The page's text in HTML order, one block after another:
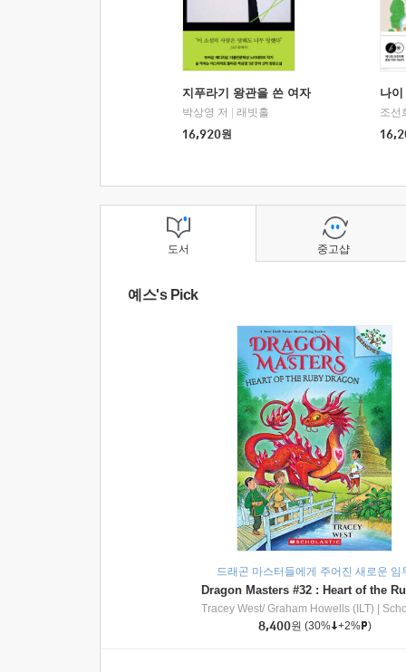
지푸라기 왕관을 쓴 여자
박상영 저
래빗홀
16,920원
나
조선
도서
예스's Pick
드래곤 마스터들에게 주어진 새로운 임
Tracey West/ Graham Howells (ILT)
8,400원 (30% +2% )
중고샵